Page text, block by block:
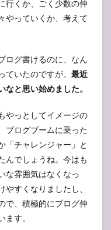
行くか、ごく少数の仲
やっていくか、考えて
ログ書けるのに、なん
いたのですが、 最近
と思い始めました。
やっとしてイメージの
ブログブームに乗った
「チャレンジャー」と
んでしょうね。今はも
な雰囲気はなくなっ
すくなりましたし、
で、積極的にブログ仲
す。